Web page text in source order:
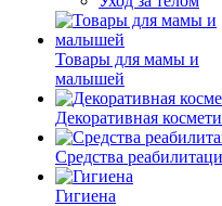
Товары для мамы и
малышей
Декоративная
Средства
Гигиена